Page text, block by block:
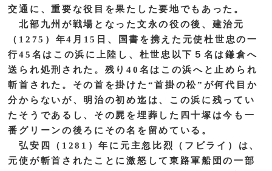
交通に、重要な役目を果たした要地でもあった。
北部九州が戦場となった文永の役の後、建治元
（1275）年4月15日、国書を携えた元使杜世忠の一
行45名はこの浜に上陸し、杜世忠以下５名は鎌倉へ
送られ処刑された。残り40名はこの浜へと止められ
斬首された。その首を掛けた“首掛の松”が何代目か
分からないが、明治の初め迄は、この浜に残ってい
たそうであるし、その屍を埋葬した四十塚は今も一
番グリーンの後ろにその名を留めている。
弘安四（1281）年に元主忽比烈（フビライ）は、
元使が斬首されたことに激怒して東路軍船団の一部